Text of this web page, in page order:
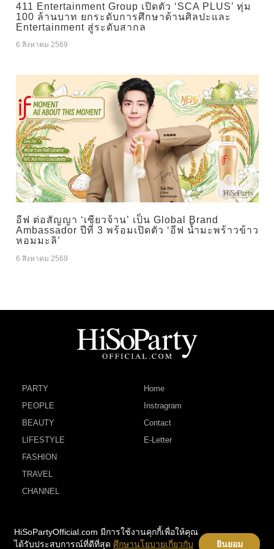
411 Entertainment Group เปิดตัว ‘SCA PLUS’ ทุ่ม
100 ล้านบาท ยกระดับการศึกษาด้านศิลปะและ
Entertainment สู่ระดับสากล
6 สิงหาคม 2569
อีฟ ต่อสัญญา ‘เซียวจ้าน’ เป็น Global Brand
Ambassador ปีที่ 3 พร้อมเปิดตัว ‘อีฟ น้ำมะพร้าวข้าว
หอมมะลิ’
6 สิงหาคม 2569
PARTY
PEOPLE
BEAUTY
LIFESTYLE
FASHION
TRAVEL
CHANNEL
Home
Instragram
Contact
E-Letter
HiSoPartyOfficial.com มีการใช้งานคุกกี้เพื่อให้คุณ
ได้รับประสบการณ์ที่ดีที่สุด ศึกษานโยบายเกี่ยวกับ ยินยอม